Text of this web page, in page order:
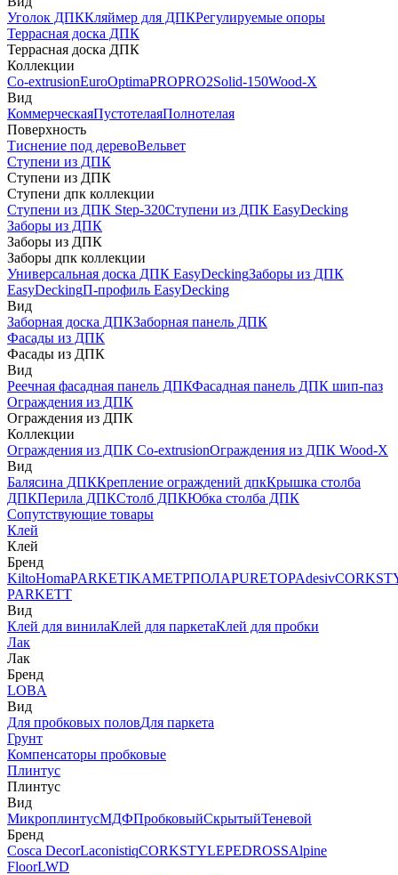
Уголок ДПККляймер для ДПКРегулируемые опоры
Террасная доска ДПК
Террасная доска ДПК
Коллекции
Co-extrusionEuroOptimaPROPRO2Solid-150Wood-X
Вид
КоммерческаяПустотелаяПолнотелая
Поверхность
Тиснение под деревоВельвет
Ступени из ДПК
Ступени из ДПК
Ступени дпк коллекции
Ступени из ДПК Step-320Ступени из ДПК EasyDecking
Заборы из ДПК
Заборы из ДПК
Заборы дпк коллекции
Универсальная доска ДПК EasyDeckingЗаборы из ДПК
EasyDeckingП-профиль EasyDecking
Вид
Заборная доска ДПКЗаборная панель ДПК
Фасады из ДПК
Фасады из ДПК
Вид
Реечная фасадная панель ДПКФасадная панель ДПК шип-паз
Ограждения из ДПК
Ограждения из ДПК
Коллекции
Ограждения из ДПК Co-extrusionОграждения из ДПК Wood-X
Вид
Балясина ДПККрепление ограждений дпкКрышка столба
ДПКПерила ДПКСтолб ДПКЮбка столба ДПК
Сопутствующие товары
Клей
Клей
Бренд
KiltoHomaPARKETIKAМЕТРПОЛАPURETOPAdesiv
PARKETT
Вид
Клей для винилаКлей для паркетаКлей для пробки
Лак
Лак
Бренд
LOBA
Вид
Для пробковых половДля паркета
Грунт
Компенсаторы пробковые
Плинтус
Плинтус
Вид
МикроплинтусМДФПробковыйСкрытыйТеневой
Бренд
Cosca DecorLaconistiqCORKSTYLEPEDROSSAlpine
FloorLWD